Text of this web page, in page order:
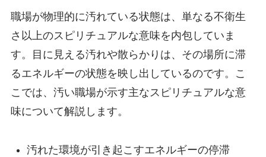
職場が物理的に汚れている状態は、単なる不衛生
さ以上のスピリチュアルな意味を内包していま
す。目に見える汚れや散らかりは、その場所に滞
るエネルギーの状態を映し出しているのです。こ
こでは、汚い職場が示す主なスピリチュアルな意
味について解説します。
汚れた環境が引き起こすエネルギーの停滞